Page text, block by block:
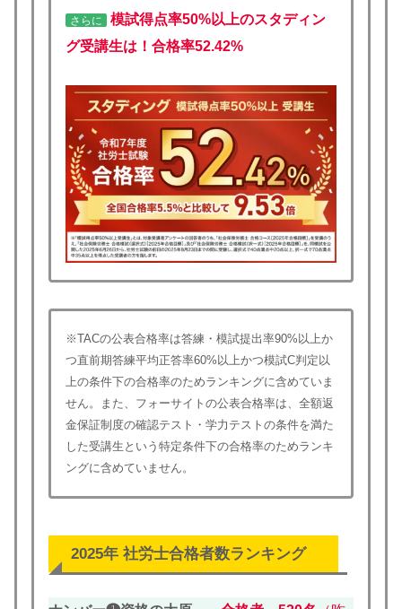
さらに
模試得点率50%以上のスタディン
グ受講生は！合格率52.42%
※TACの公表合格率は答練・模試提出率90%以上か
つ直前期答練平均正答率60%以上かつ模試C判定以
上の条件下の合格率のためランキングに含めていま
せん。また、フォーサイトの公表合格率は、全額返
金保証制度の確認テスト・学力テストの条件を満た
した受講生という特定条件下の合格率のためランキ
ングに含めていません。
2025年 社労士合格者数ランキング